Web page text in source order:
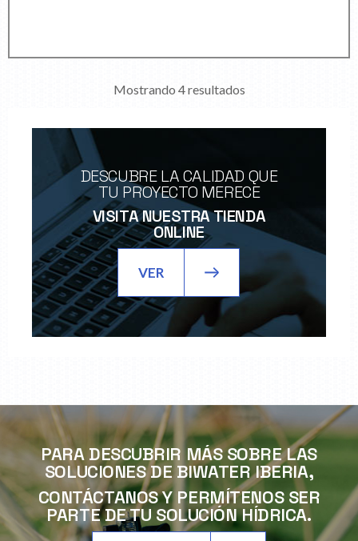
Mostrando 4 resultados
DESCUBRE LA CALIDAD QUE
TU PROYECTO MERECE
VISITA NUESTRA TIENDA
ONLINE
VER
PARA DESCUBRIR MÁS SOBRE LAS
SOLUCIONES DE BIWATER IBERIA,
CONTÁCTANOS Y PERMÍTENOS SER
PARTE DE TU SOLUCIÓN HÍDRICA.